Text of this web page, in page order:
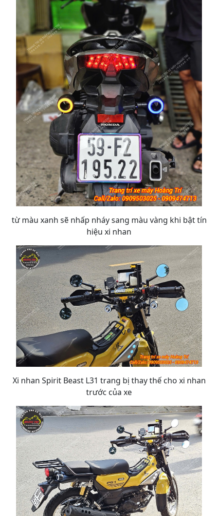
từ màu xanh sẽ nhấp nháy sang màu vàng khi bật tín
hiệu xi nhan
Xi nhan Spirit Beast L31 trang bị thay thế cho xi nhan
trước của xe